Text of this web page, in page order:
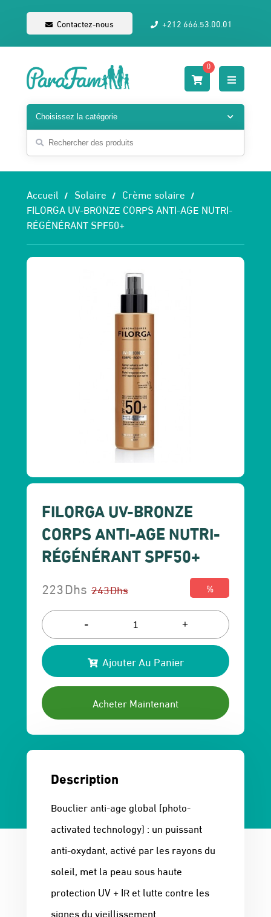
Contactez-nous +212 666.53.00.01
0
Accueil Solaire
Crème solaire
FILORGA UV-BRONZE CORPS ANTI-AGE NUTRI-
RÉGÉNÉRANT SPF50+
FILORGA UV-BRONZE
CORPS ANTI-AGE NUTRI-
RÉGÉNÉRANT SPF50+
243Dhs
Le
prix
initial
était :
243 Dhs.
223Dhs
Le
prix
actuel
est :
223 Dhs.
%
- +
Ajouter Au Panier
Acheter Maintenant
Description
Bouclier anti-age global [photo-
activated technology] : un puissant
anti-oxydant, activé par les rayons du
soleil, met la peau sous haute
protection UV + IR et lutte contre les
signes du vieillissement.